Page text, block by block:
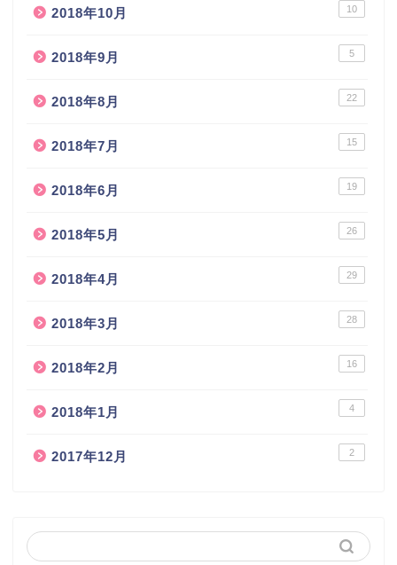
2018年10月 10
2018年9月 5
2018年8月 22
2018年7月 15
2018年6月 19
2018年5月 26
2018年4月 29
2018年3月 28
2018年2月 16
2018年1月 4
2017年12月 2